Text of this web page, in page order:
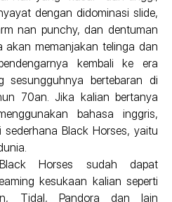
dengan didominasi slide,
nan punchy, dan dentuman
akan memanjakan telinga dan
kembali ke era
bertebaran di
70an. Jika kalian bertanya
bahasa inggris,
Black Horses, yaitu
Horses sudah dapat
kesukaan kalian seperti
Tidal, Pandora dan lain